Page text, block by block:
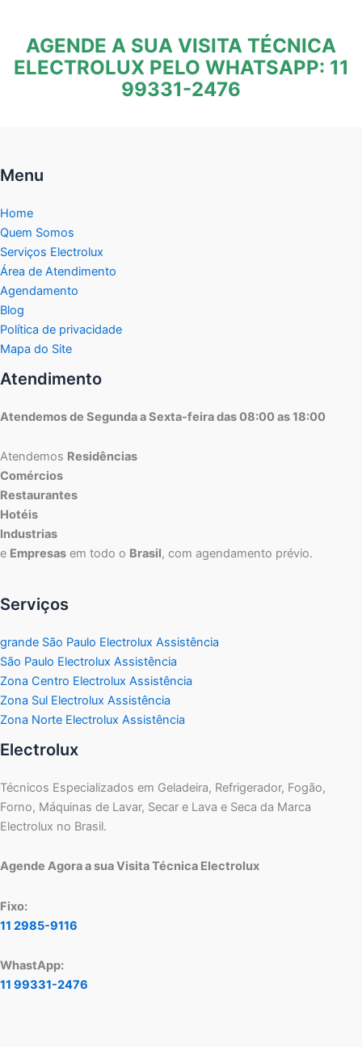
AGENDE A SUA VISITA TÉCNICA
ELECTROLUX PELO WHATSAPP: 11
99331-2476
Menu
Home
Quem Somos
Serviços Electrolux
Área de Atendimento
Agendamento
Blog
Política de privacidade
Mapa do Site
Atendimento
Atendemos de Segunda a Sexta-feira das 08:00 as 18:00
Atendemos Residências
Comércios
Restaurantes
Hotéis
Industrias
e Empresas em todo o Brasil, com agendamento prévio.
Serviços
grande São Paulo Electrolux Assistência
São Paulo Electrolux Assistência
Zona Centro Electrolux Assistência
Zona Sul Electrolux Assistência
Zona Norte Electrolux Assistência
Electrolux
Técnicos Especializados em Geladeira, Refrigerador, Fogão,
Forno, Máquinas de Lavar, Secar e Lava e Seca da Marca
Electrolux no Brasil.
Agende Agora a sua Visita Técnica Electrolux
Fixo:
11 2985-9116
WhastApp:
11 99331-2476